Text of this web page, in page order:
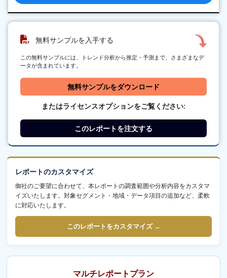
無料サンプルを入手する
この無料サンプルには、トレンド分析から推定・予測まで、さまざまなデ
ータが含まれています。
無料サンプルをダウンロード
またはライセンスオプションをご覧ください:
このレポートを注文する
レポートのカスタマイズ
御社のご要望に合わせて、本レポートの調査範囲や分析内容をカスタマ
イズいたします。対象セグメント・地域・データ項目の追加など、柔軟
に対応いたします。
このレポートをカスタマイズ →
マルチレポートプラン